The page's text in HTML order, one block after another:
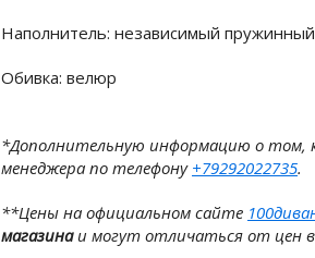
Наполнитель: независимый
Обивка: велюр
*Дополнительную информацию о том,
менеджера по телефону +79292022735.
**Цены на официальном сайте
магазинаи могут отличаться от цен в